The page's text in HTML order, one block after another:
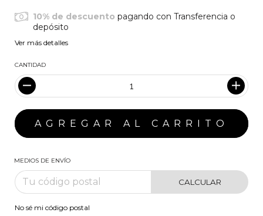
10% de descuento pagando con Transferencia o
depósito
Ver más detalles
CANTIDAD
MEDIOS DE ENVÍO
CALCULAR
No sé mi código postal